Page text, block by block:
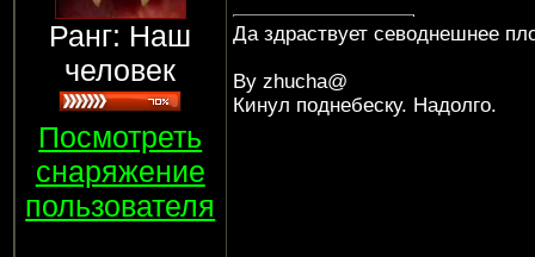
Ранг: Наш
человек
Посмотреть
снаряжение
пользователя
Да здраствует севоднешнее
By zhucha@
Кинул поднебеску. Надолго.